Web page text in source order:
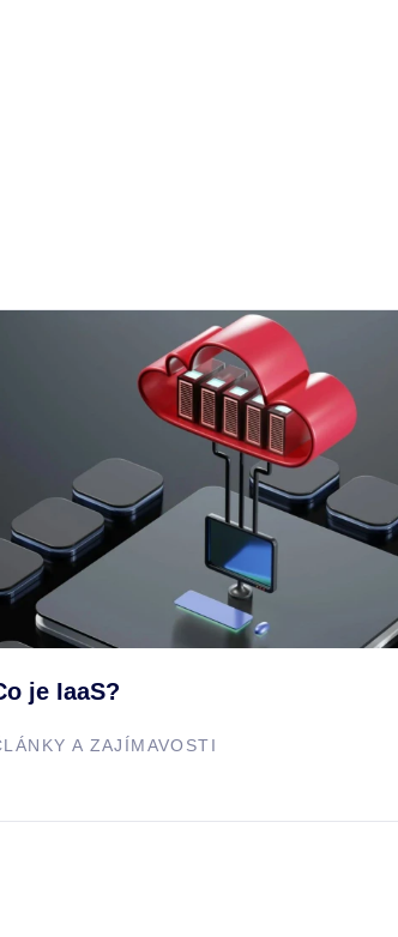
je IaaS?
A ZAJÍMAVOSTI